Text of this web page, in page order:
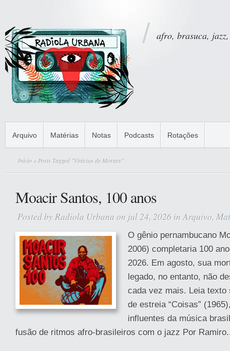
afro, brasuca,
Arquivo Matérias Notas Podcasts Rotações
Início » Posts Tagged "Vinicius de Moraes"
Moacir Santos, 100 anos
Posted by Radiola Urbana on jul 24, 2026 inArquivo,
O gênio pernambucano
2006) completaria 100
2026. Em agosto, sua
legado, no entanto, não
cada vez mais. Leia texto
de estreia “Coisas”
influentes da música
fusão de ritmos afro-brasileiros com o jazz Por